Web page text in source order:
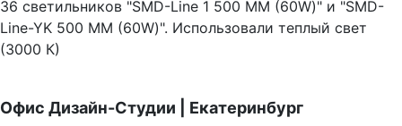
36 светильников "SMD-Line 1 500 ММ (60W)" и "SMD-
Line-YK 500 ММ (60W)". Использовали теплый свет
(3000 К)
Офис Дизайн-Студии | Екатеринбург